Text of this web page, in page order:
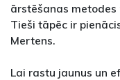
ārstēšanas
Tieši tāpēc ir
Mertens.
Lai rastu jaunus un